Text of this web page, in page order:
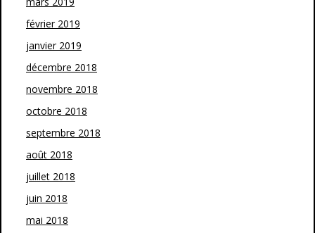
février 2019
janvier 2019
décembre 2018
novembre 2018
octobre 2018
septembre 2018
août 2018
juillet 2018
juin 2018
mai 2018